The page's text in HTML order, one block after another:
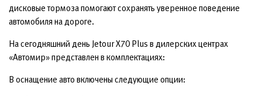
дисковые тормоза помогают сохранять уверенное поведение
автомобиля на дороге.
На сегодняшний день Jetour X70 Plus в дилерских центрах
«Автомир» представлен в комплектациях:
В оснащение авто включены следующие опции: